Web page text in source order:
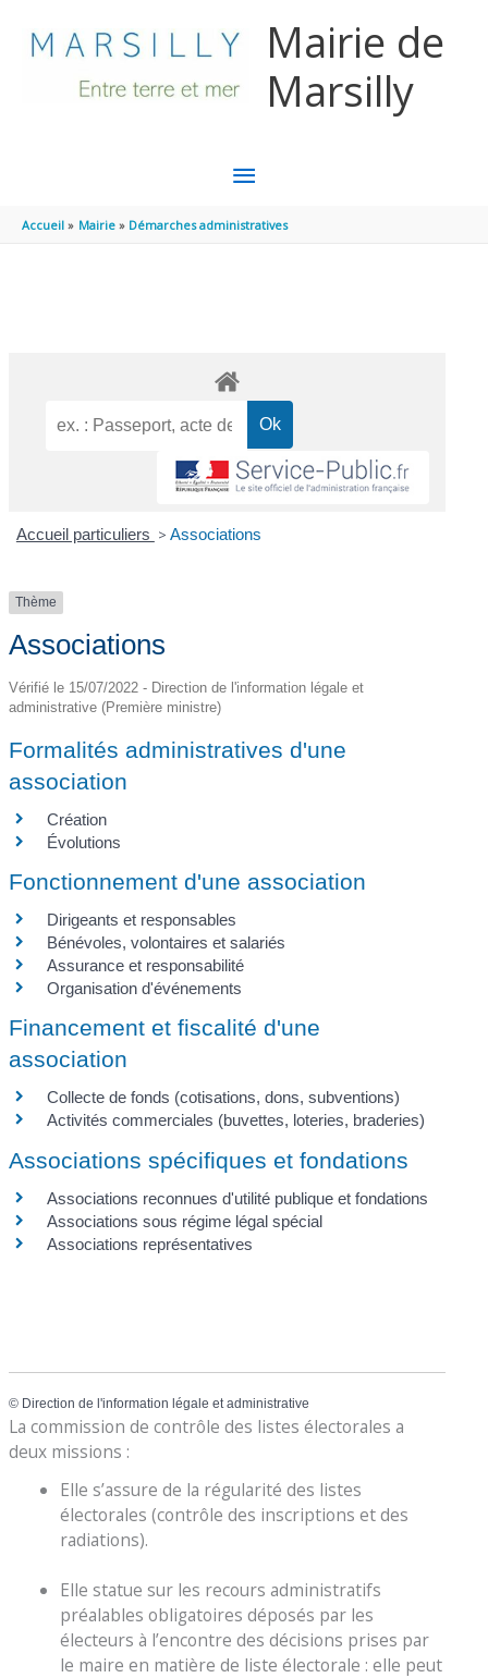
Mairie de
Marsilly
MENU
PRINCIPAL
Accueil Mairie Démarches administratives
Accueil particuliers > Associations
Thème
Associations
Vérifié le 15/07/2022 - Direction de l'information légale et
administrative (Première ministre)
Formalités administratives d'une
association
Création
Évolutions
Fonctionnement d'une association
Dirigeants et responsables
Bénévoles, volontaires et salariés
Assurance et responsabilité
Organisation d'événements
Financement et fiscalité d'une
association
Collecte de fonds (cotisations, dons, subventions)
Activités commerciales (buvettes, loteries, braderies)
Associations spécifiques et fondations
Associations reconnues d'utilité publique et fondations
Associations sous régime légal spécial
Associations représentatives
© Direction de l'information légale et administrative
La commission de contrôle des listes électorales a
deux missions :
Elle s’assure de la régularité des listes
électorales (contrôle des inscriptions et des
radiations).
Elle statue sur les recours administratifs
préalables obligatoires déposés par les
électeurs à l’encontre des décisions prises par
le maire en matière de liste électorale : elle peut